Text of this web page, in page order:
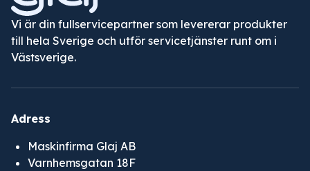
Vi är din fullservicepartner som levererar produkter
till hela Sverige och utför servicetjänster runt om i
Västsverige.
Adress
Maskinfirma Glaj AB
Varnhemsgatan 18F